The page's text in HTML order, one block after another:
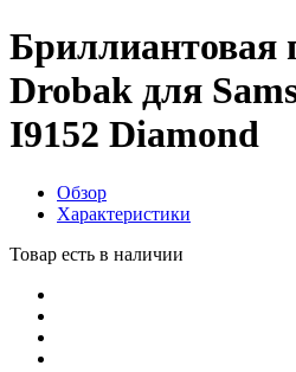
Бриллиантовая
Drobak для
I9152 Diamond
Обзор
Характеристики
Товар есть в наличии